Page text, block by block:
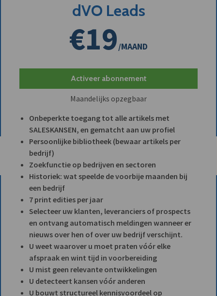
dVO Leads
€19/MAAND
Activeer abonnement
Maandelijks opzegbaar
Onbeperkte toegang tot alle artikels met
SALESKANSEN, en gematcht aan uw profiel
Persoonlijke bibliotheek (bewaar artikels per
bedrijf)
Zoekfunctie op bedrijven en sectoren
Historiek: wat speelde de voorbije maanden bij
een bedrijf
7 print edities per jaar
Selecteer uw klanten, leveranciers of prospects
en ontvang automatisch meldingen wanneer er
nieuws over hen of over uw bedrijf verschijnt.
U weet waarover u moet praten vóór elke
afspraak en wint tijd in voorbereiding
U mist geen relevante ontwikkelingen
U detecteert kansen vóór anderen
U bouwt structureel kennisvoordeel op